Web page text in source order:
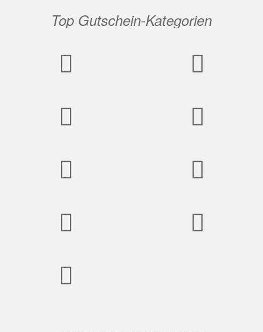
Top Gutschein-Kategorien